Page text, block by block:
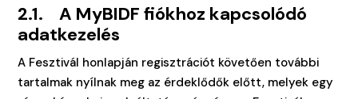
2.1. A MyBIDF fiókhoz kapcsolódó
adatkezelés
A Fesztivál honlapján regisztrációt követően további
tartalmak nyílnak meg az érdeklődők előtt, melyek egy